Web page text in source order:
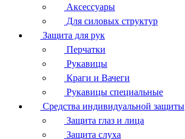
Аксессуары
Для силовых структур
Защита для рук
Перчатки
Рукавицы
Краги и Вачеги
Рукавицы специальные
Средства индивидуальной защиты
Защита глаз и лица
Защита слуха